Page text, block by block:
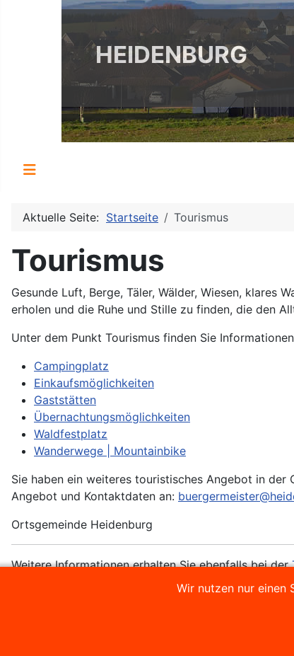
HEIDENBURG
Aktuelle Seite: Startseite Tourismus
Tourismus
Gesunde Luft, Berge, Täler, Wälder, Wiesen, klares
erholen und die Ruhe und Stille zu finden, die den
Unter dem Punkt Tourismus finden Sie
Campingplatz
Einkaufsmöglichkeiten
Gaststätten
Übernachtungsmöglichkeiten
Waldfestplatz
Wanderwege | Mountainbike
Sie haben ein weiteres touristisches Angebot in der
Angebot und Kontaktdaten an:
Ortsgemeinde Heidenburg
Weitere Informationen erhalten Sie ebenfalls bei der
Telefon: +49 (0)6504 91 440 141Wir nutzen nur einen